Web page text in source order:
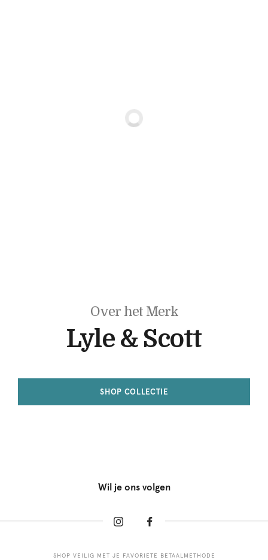
Over het Merk
Lyle & Scott
SHOP COLLECTIE
Wil je ons volgen
SHOP VEILIG MET JE FAVORIETE BETAALMETHODE